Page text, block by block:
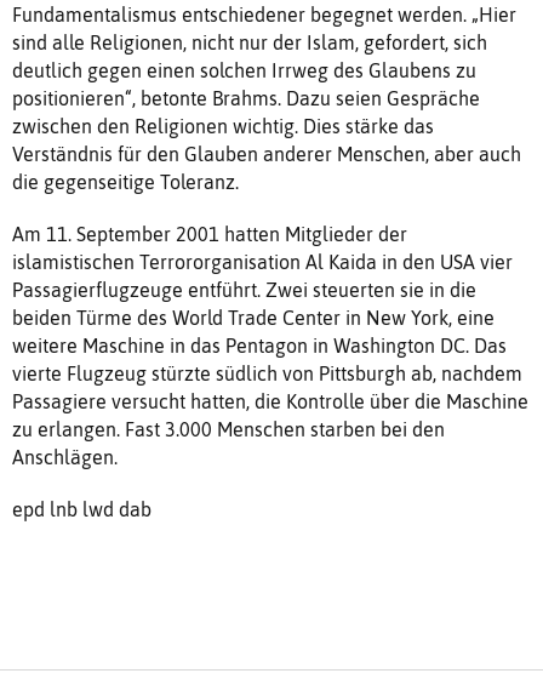
Fundamentalismus entschiedener begegnet werden. „Hier
sind alle Religionen, nicht nur der Islam, gefordert, sich
deutlich gegen einen solchen Irrweg des Glaubens zu
positionieren“, betonte Brahms. Dazu seien Gespräche
zwischen den Religionen wichtig. Dies stärke das
Verständnis für den Glauben anderer Menschen, aber auch
die gegenseitige Toleranz.
Am 11. September 2001 hatten Mitglieder der
islamistischen Terrororganisation Al Kaida in den USA vier
Passagierflugzeuge entführt. Zwei steuerten sie in die
beiden Türme des World Trade Center in New York, eine
weitere Maschine in das Pentagon in Washington DC. Das
vierte Flugzeug stürzte südlich von Pittsburgh ab, nachdem
Passagiere versucht hatten, die Kontrolle über die Maschine
zu erlangen. Fast 3.000 Menschen starben bei den
Anschlägen.
epd lnb lwd dab